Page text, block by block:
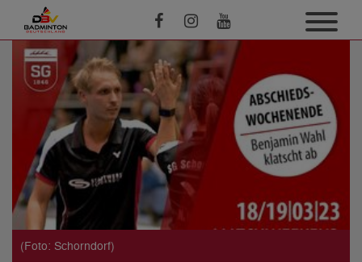
(Foto: Schorndorf)